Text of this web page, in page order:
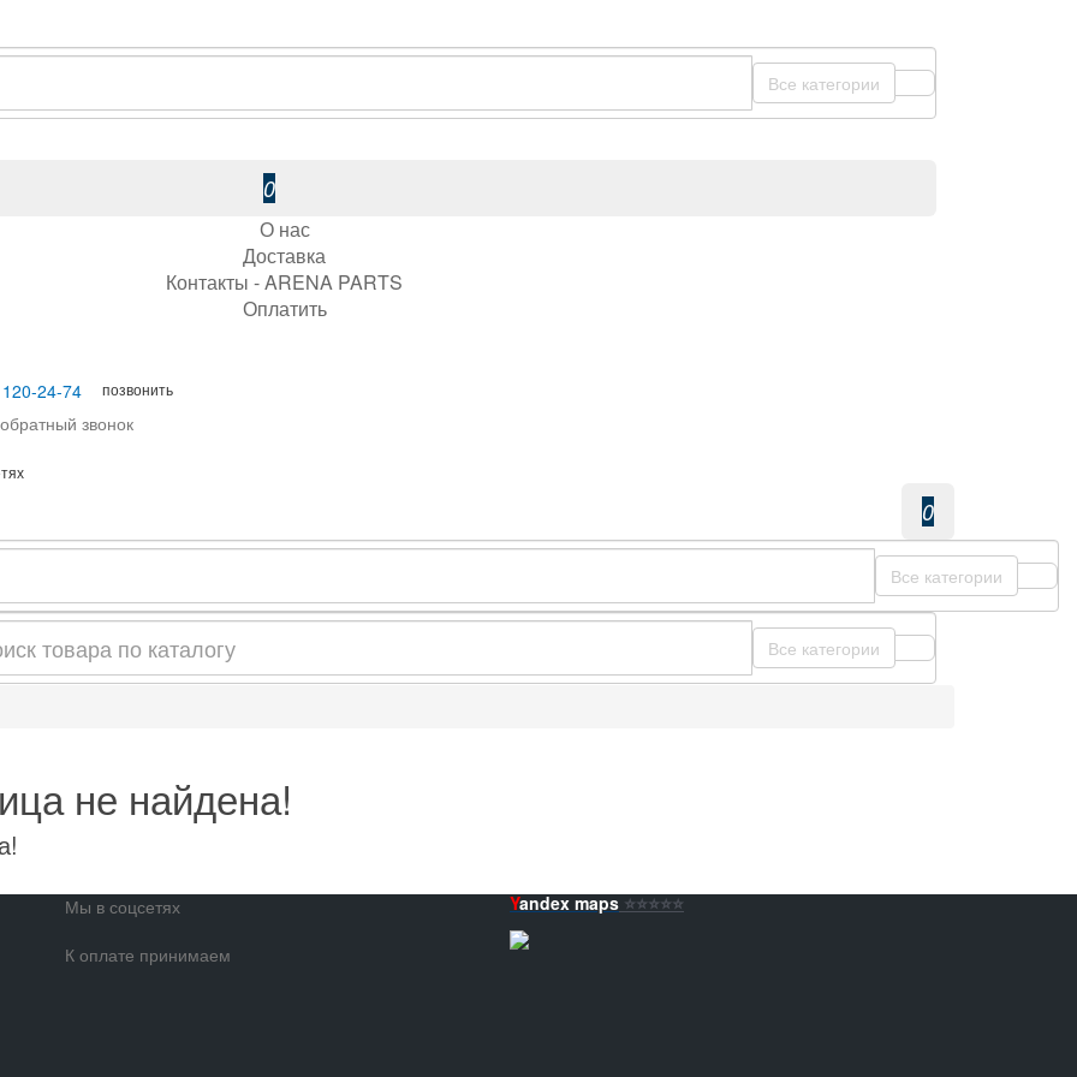
Все категории
0
О нас
Доставка
Контакты - ARENA PARTS
Оплатить
24-74 позвонить
звонок
0
Все категории
Все категории
не найдена!
Мы в соцсетях
К оплате принимаем
Yandex maps ⭐️⭐️⭐️⭐️⭐️